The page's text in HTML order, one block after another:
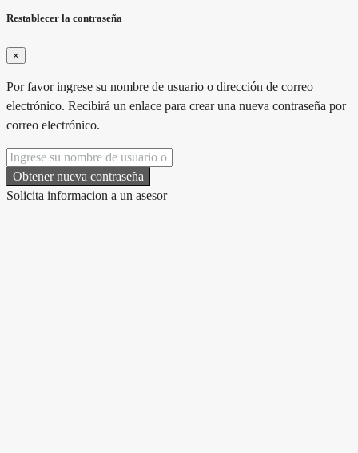
Restablecer la contraseña
×
Por favor ingrese su nombre de usuario o dirección de correo
electrónico. Recibirá un enlace para crear una nueva contraseña por
correo electrónico.
Obtener nueva contraseña
Solicita informacion a un asesor